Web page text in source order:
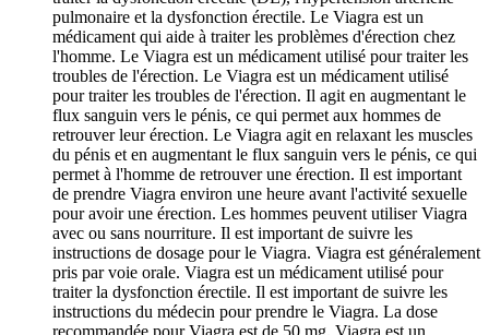
pulmonaire et la dysfonction érectile. Le Viagra est un
médicament qui aide à traiter les problèmes d'érection chez
l'homme. Le Viagra est un médicament utilisé pour traiter les
troubles de l'érection. Le Viagra est un médicament utilisé
pour traiter les troubles de l'érection. Il agit en augmentant le
flux sanguin vers le pénis, ce qui permet aux hommes de
retrouver leur érection. Le Viagra agit en relaxant les muscles
du pénis et en augmentant le flux sanguin vers le pénis, ce qui
permet à l'homme de retrouver une érection. Il est important
de prendre Viagra environ une heure avant l'activité sexuelle
pour avoir une érection. Les hommes peuvent utiliser Viagra
avec ou sans nourriture. Il est important de suivre les
instructions de dosage pour le Viagra. Viagra est généralement
pris par voie orale. Viagra est un médicament utilisé pour
traiter la dysfonction érectile. Il est important de suivre les
instructions du médecin pour prendre le Viagra. La dose
recommandée pour Viagra est de 50 mg. Viagra est un